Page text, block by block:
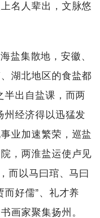
名人辈出，文脉悠
盐集散地，安徽、
湖北地区的食盐都
半出自盐课，而两
州经济得以迅猛发
业加速繁荣，巡盐
，两淮盐运使卢见
而以马曰琯、马曰
而好儒”、礼才养
画家聚集扬州。